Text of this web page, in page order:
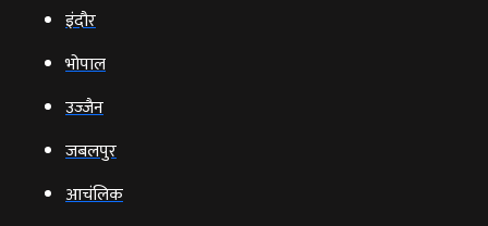
इंदौर
भोपाल
उज्‍जैन
जबलपुर
आचंलिक